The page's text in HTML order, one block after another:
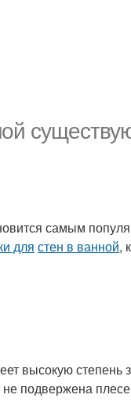
самым
для стен в ванной,
высокую степень
подвержена